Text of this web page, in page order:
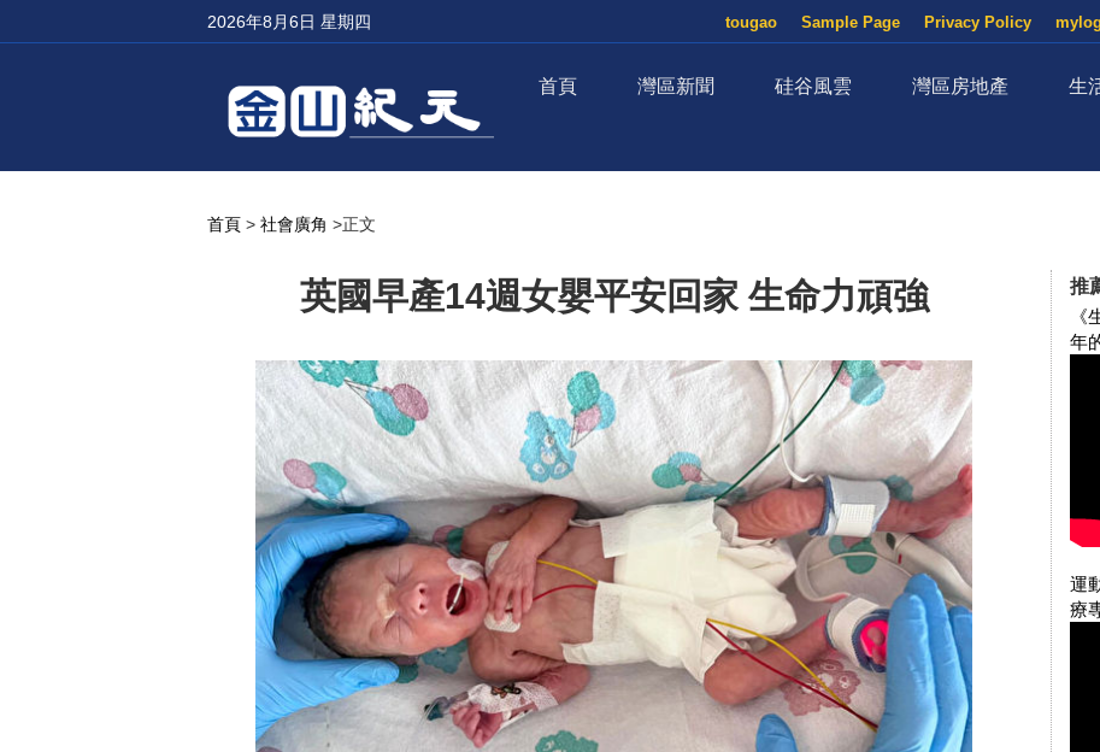
2026年8月6日 星期四 Privacy Policy
Sample Page
tougao
首頁 灣區新聞 硅谷風雲 灣區房地產 生
首頁 > 社會廣角 >正文
英國早產14週女嬰平安回家 生命力頑強
推
年
運
療